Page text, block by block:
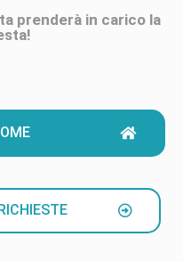
prenderà in carico la